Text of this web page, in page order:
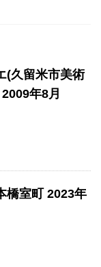
(久留米市美術
年8月
橋室町 2023年